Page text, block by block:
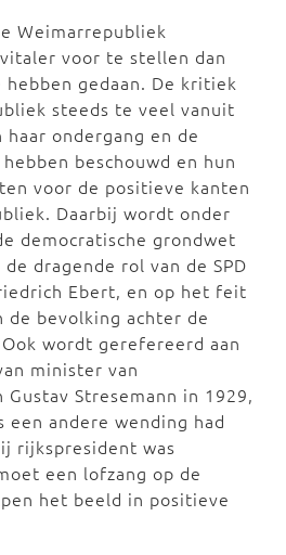
Weimarrepubliek
voor te stellen dan
gedaan. De kritiek
steeds te veel vanuit
ondergang en de
beschouwd en hun
voor de positieve kanten
Daarbij wordt onder
democratische grondwet
dragende rol van de SPD
Ebert, en op het feit
de bevolking achter de
wordt gerefereerd aan
minister van
Gustav Stresemann in 1929,
een andere wending had
rijkspresident was
een lofzang op de
het beeld in positieve